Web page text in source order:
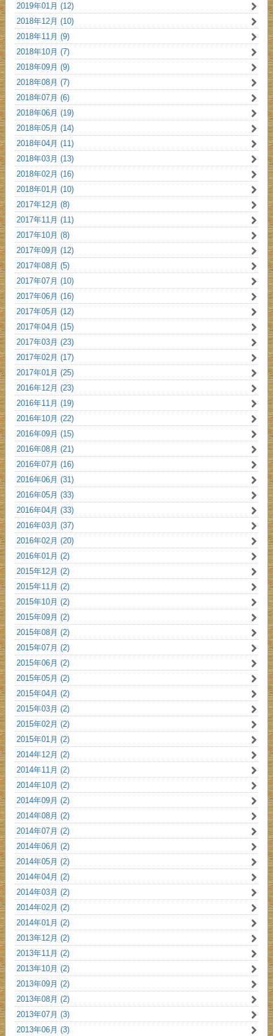
2019年01月 (12)
2018年12月 (10)
2018年11月 (9)
2018年10月 (7)
2018年09月 (9)
2018年08月 (7)
2018年07月 (6)
2018年06月 (19)
2018年05月 (14)
2018年04月 (11)
2018年03月 (13)
2018年02月 (16)
2018年01月 (10)
2017年12月 (8)
2017年11月 (11)
2017年10月 (8)
2017年09月 (12)
2017年08月 (5)
2017年07月 (10)
2017年06月 (16)
2017年05月 (12)
2017年04月 (15)
2017年03月 (23)
2017年02月 (17)
2017年01月 (25)
2016年12月 (23)
2016年11月 (19)
2016年10月 (22)
2016年09月 (15)
2016年08月 (21)
2016年07月 (16)
2016年06月 (31)
2016年05月 (33)
2016年04月 (33)
2016年03月 (37)
2016年02月 (20)
2016年01月 (2)
2015年12月 (2)
2015年11月 (2)
2015年10月 (2)
2015年09月 (2)
2015年08月 (2)
2015年07月 (2)
2015年06月 (2)
2015年05月 (2)
2015年04月 (2)
2015年03月 (2)
2015年02月 (2)
2015年01月 (2)
2014年12月 (2)
2014年11月 (2)
2014年10月 (2)
2014年09月 (2)
2014年08月 (2)
2014年07月 (2)
2014年06月 (2)
2014年05月 (2)
2014年04月 (2)
2014年03月 (2)
2014年02月 (2)
2014年01月 (2)
2013年12月 (2)
2013年11月 (2)
2013年10月 (2)
2013年09月 (2)
2013年08月 (2)
2013年07月 (3)
2013年06月 (3)